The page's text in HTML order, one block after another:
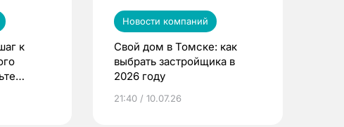
к
Новости компаний
Свой дом в Томске: как
выбрать застройщика в
2026 году
21:40 / 10.07.26